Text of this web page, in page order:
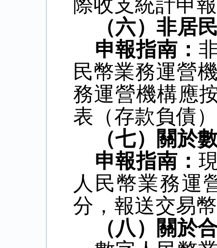
際收支統計申
（六）非居
申報指南：
民幣業務運營
務運營機構應
表（存款負債
（七）關於
申報指南：
人民幣業務運
分，報送交易
（八）關於